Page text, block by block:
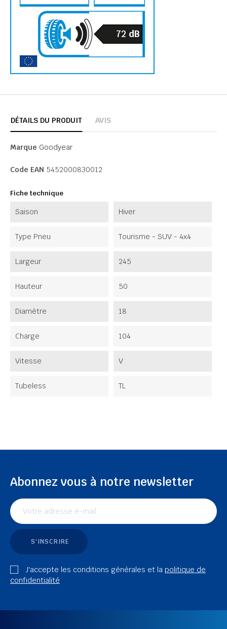
72 dB
DÉTAILS DU PRODUIT AVIS
Marque Goodyear
Code EAN 5452000830012
Fiche technique
Saison Hiver
Type Pneu Tourisme - SUV - 4x4
Largeur 245
Hauteur 50
Diamètre 18
Charge 104
Vitesse V
Tubeless TL
Abonnez vous à notre newsletter
S'INSCRIRE
J'accepte les conditions générales et la politique de
confidentialité